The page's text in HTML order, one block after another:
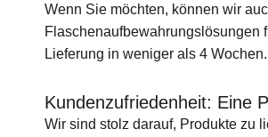
Wenn Sie möchten, können wir
Flaschenaufbewahrungslösungen
Lieferung in weniger als 4 Wochen.
Kundenzufriedenheit: Eine
Wir sind stolz darauf, Produkte zu